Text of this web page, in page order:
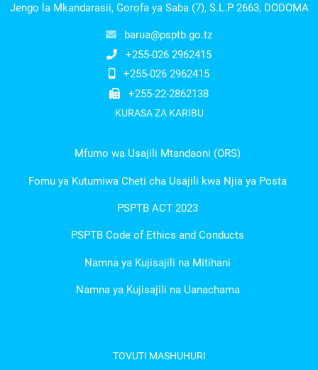
Jengo la Mkandarasii, Gorofa ya Saba (7), S.L.P 2663, DODOMA
barua@psptb.go.tz
+255-026 2962415
+255-026 2962415
+255-22-2862138
KURASA ZA KARIBU
Mfumo wa Usajili Mtandaoni (ORS)
Fomu ya Kutumiwa Cheti cha Usajili kwa Njia ya Posta
PSPTB ACT 2023
PSPTB Code of Ethics and Conducts
Namna ya Kujisajili na Mitihani
Namna ya Kujisajili na Uanachama
TOVUTI MASHUHURI